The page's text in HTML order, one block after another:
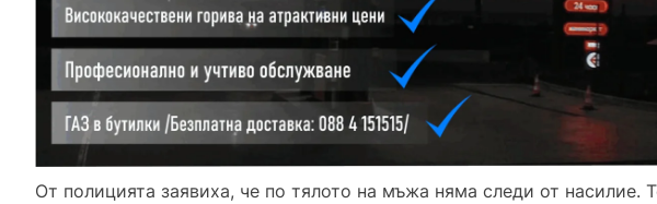
От полицията заявиха, че по тялото на мъжа няма следи от насилие.